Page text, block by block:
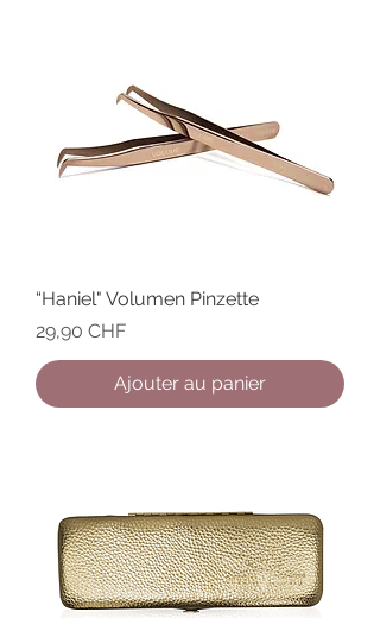
“Haniel" Volumen Pinzette
Prix
29,90 CHF
Ajouter au panier